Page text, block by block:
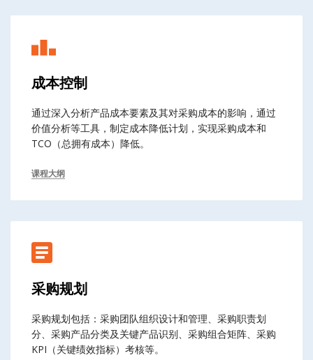
成本控制
通过深入分析产品成本要素及其对采购成本的影响，通过
价值分析等工具，制定成本降低计划，实现采购成本和
TCO（总拥有成本）降低。
课程大纲
采购规划
采购规划包括：采购团队组织设计和管理、采购职责划
分、采购产品分类及关键产品识别、采购组合矩阵、采购
KPI（关键绩效指标）考核等。